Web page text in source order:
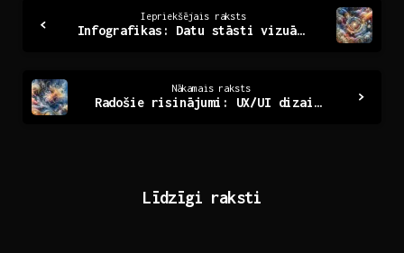
Reading
Iepriekšējais raksts
Infografikas: Datu stāsti vizuālajā formātā
Nākamais raksts
Radošie risinājumi: UX/UI dizaina spēks digitālajā pasaulē
Līdzīgi raksti